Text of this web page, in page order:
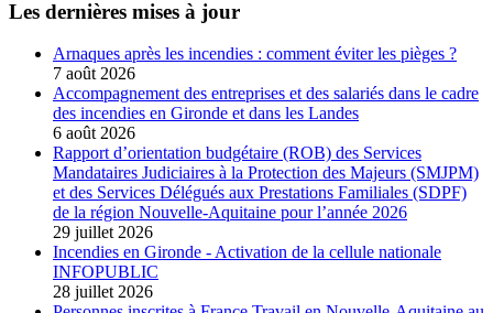
Les dernières mises à jour
Arnaques après les incendies : comment éviter les pièges ?
7 août 2026
Accompagnement des entreprises et des salariés dans le cadre
des incendies en Gironde et dans les Landes
6 août 2026
Rapport d’orientation budgétaire (ROB) des Services
Mandataires Judiciaires à la Protection des Majeurs (SMJPM)
et des Services Délégués aux Prestations Familiales (SDPF)
de la région Nouvelle-Aquitaine pour l’année 2026
29 juillet 2026
Incendies en Gironde - Activation de la cellule nationale
INFOPUBLIC
28 juillet 2026